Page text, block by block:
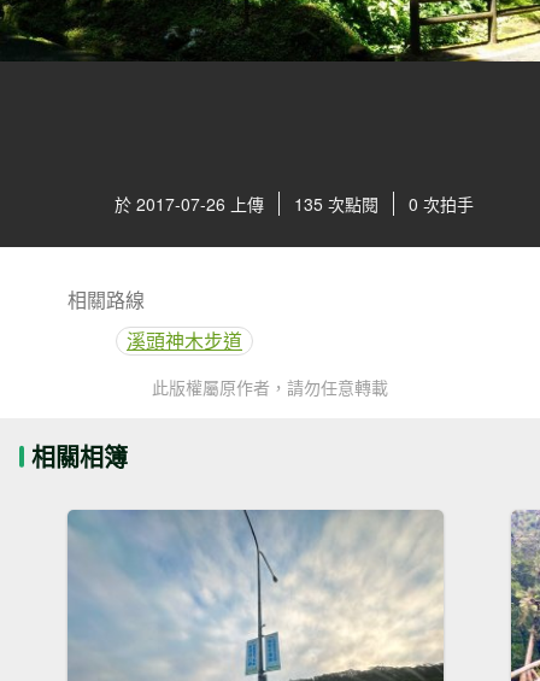
於 2017-07-26 上傳 135 次點閱 0 次拍手
相關路線
溪頭神木步道
此版權屬原作者，請勿任意轉載
相關相簿